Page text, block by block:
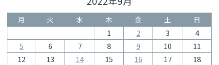
月 火 水 木 金 土 日
1 2 3
4
5
6 7 8 9 10
11
12
13 14 15 16 17
18